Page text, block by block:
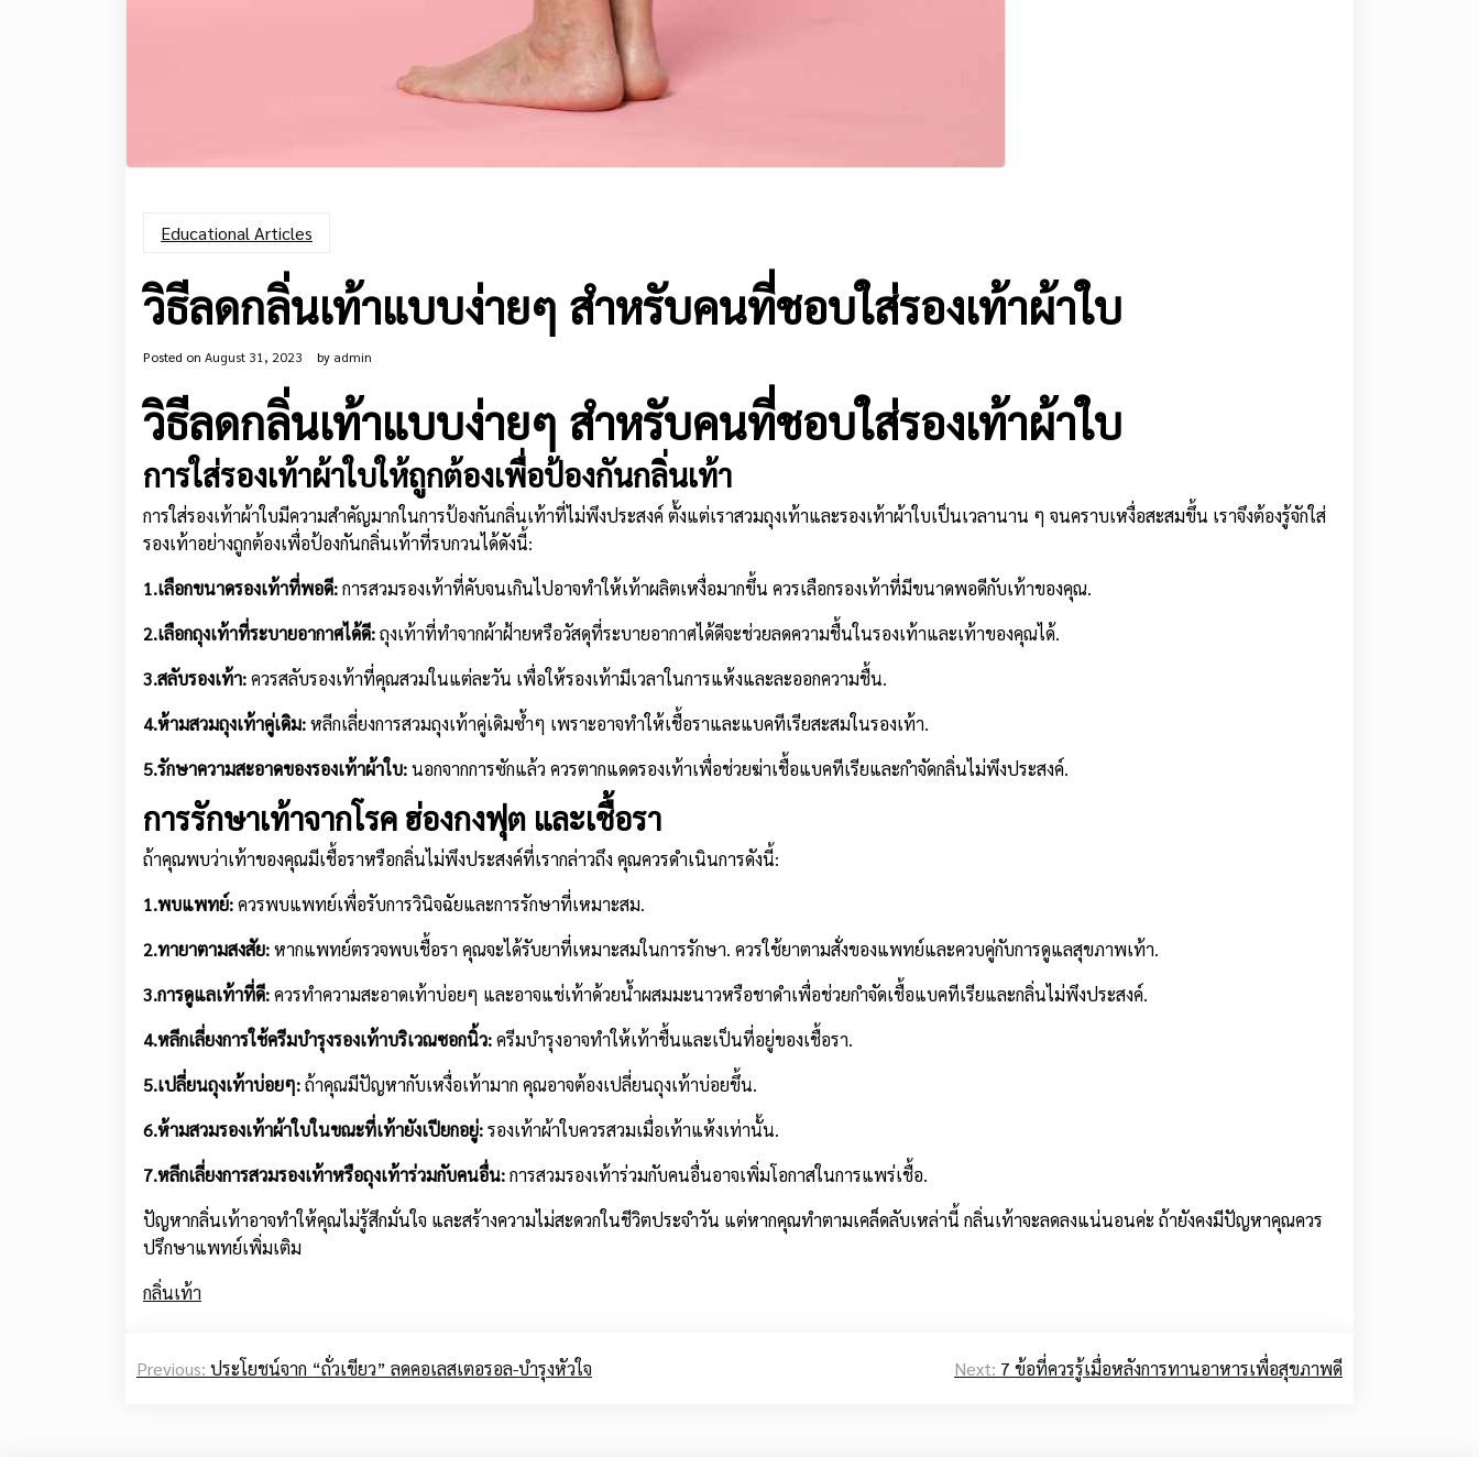
Educational Articles
วิธีลดกลิ่นเท้าแบบง่ายๆ สำหรับคนที่ชอบใส่รองเท้าผ้าใบ
Posted on August 31, 2023 by admin
วิธีลดกลิ่นเท้าแบบง่ายๆ สำหรับคนที่ชอบใส่รองเท้าผ้าใบ
การใส่รองเท้าผ้าใบให้ถูกต้องเพื่อป้องกันกลิ่นเท้า
การใส่รองเท้าผ้าใบมีความสำคัญมากในการป้องกันกลิ่นเท้าที่ไม่พึงประสงค์ ตั้งแต่เราสวมถุงเท้าและรองเท้าผ้าใบเป็นเวลานาน ๆ จนคราบเหงื่อสะสมขึ้น เราจึงต้องรู้จักใส่
รองเท้าอย่างถูกต้องเพื่อป้องกันกลิ่นเท้าที่รบกวนได้ดังนี้:
1.เลือกขนาดรองเท้าที่พอดี:การสวมรองเท้าที่คับจนเกินไปอาจทำให้เท้าผลิตเหงื่อมากขึ้น ควรเลือกรองเท้าที่มีขนาดพอดีกับเท้าของคุณ.
2.เลือกถุงเท้าที่ระบายอากาศได้ดี:ถุงเท้าที่ทำจากผ้าฝ้ายหรือวัสดุที่ระบายอากาศได้ดีจะช่วยลดความชื้นในรองเท้าและเท้าของคุณได้.
3.สลับรองเท้า:ควรสลับรองเท้าที่คุณสวมในแต่ละวัน เพื่อให้รองเท้ามีเวลาในการแห้งและละออกความชื้น.
4.ห้ามสวมถุงเท้าคู่เดิม:หลีกเลี่ยงการสวมถุงเท้าคู่เดิมซ้ำๆ เพราะอาจทำให้เชื้อราและแบคทีเรียสะสมในรองเท้า.
5.รักษาความสะอาดของรองเท้าผ้าใบ:นอกจากการซักแล้ว ควรตากแดดรองเท้าเพื่อช่วยฆ่าเชื้อแบคทีเรียและกำจัดกลิ่นไม่พึงประสงค์.
การรักษาเท้าจากโรค ฮ่องกงฟุต และเชื้อรา
ถ้าคุณพบว่าเท้าของคุณมีเชื้อราหรือกลิ่นไม่พึงประสงค์ที่เรากล่าวถึง คุณควรดำเนินการดังนี้:
1.พบแพทย์:ควรพบแพทย์เพื่อรับการวินิจฉัยและการรักษาที่เหมาะสม.
2.ทายาตามสงสัย:หากแพทย์ตรวจพบเชื้อรา คุณจะได้รับยาที่เหมาะสมในการรักษา. ควรใช้ยาตามสั่งของแพทย์และควบคู่กับการดูแลสุขภาพเท้า.
3.การดูแลเท้าที่ดี:ควรทำความสะอาดเท้าบ่อยๆ และอาจแช่เท้าด้วยน้ำผสมมะนาวหรือชาดำเพื่อช่วยกำจัดเชื้อแบคทีเรียและกลิ่นไม่พึงประสงค์.
4.หลีกเลี่ยงการใช้ครีมบำรุงรองเท้าบริเวณซอกนิ้ว:ครีมบำรุงอาจทำให้เท้าชื้นและเป็นที่อยู่ของเชื้อรา.
5.เปลี่ยนถุงเท้าบ่อยๆ:ถ้าคุณมีปัญหากับเหงื่อเท้ามาก คุณอาจต้องเปลี่ยนถุงเท้าบ่อยขึ้น.
6.ห้ามสวมรองเท้าผ้าใบในขณะที่เท้ายังเปียกอยู่:รองเท้าผ้าใบควรสวมเมื่อเท้าแห้งเท่านั้น.
7.หลีกเลี่ยงการสวมรองเท้าหรือถุงเท้าร่วมกับคนอื่น:การสวมรองเท้าร่วมกับคนอื่นอาจเพิ่มโอกาสในการแพร่เชื้อ.
ปัญหากลิ่นเท้าอาจทำให้คุณไม่รู้สึกมั่นใจ และสร้างความไม่สะดวกในชีวิตประจำวัน แต่หากคุณทำตามเคล็ดลับเหล่านี้ กลิ่นเท้าจะลดลงแน่นอนค่ะ ถ้ายังคงมีปัญหาคุณควร
ปรึกษาแพทย์เพิ่มเติม
กลิ่นเท้า
Post
navigation
Previous: ประโยชน์จาก “ถั่วเขียว” ลดคอเลสเตอรอล-บำรุงหัวใจ Next: 7 ข้อที่ควรรู้เมื่อหลังการทานอาหารเพื่อสุขภาพดี